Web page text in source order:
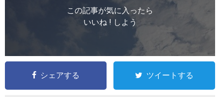
この記事が気に入ったら
いいね ! しよう
シェアする ツイートする